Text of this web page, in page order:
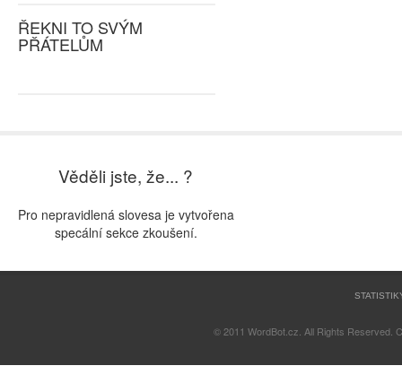
ŘEKNI TO SVÝM
PŘÁTELŮM
Věděli jste, že... ?
Pro nepravidlená slovesa je vytvořena
specální sekce zkoušení.
© 2011 WordBot.cz. All Rights Reserved.